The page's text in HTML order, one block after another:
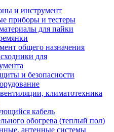
и инструмент
приборы и тестеры
для пайки
общего назначения
для
и безопасности
климатотехника
кабель
обогрева (теплый пол)
антенные системы